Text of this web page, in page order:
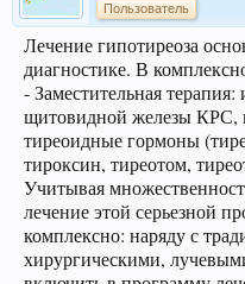
Пользователь
Лечение гипотиреоза
диагностике. В
- Заместительная
щитовидной железы КРС,
тиреоидные гормоны
тироксин, тиреотом,
Учитывая
лечение этой серьезной
комплексно: наряду с
хирургическими,